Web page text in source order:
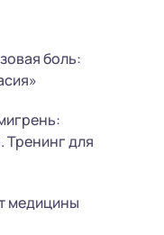
боль:
Тренинг для
медицины